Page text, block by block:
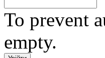
To prevent
empty.